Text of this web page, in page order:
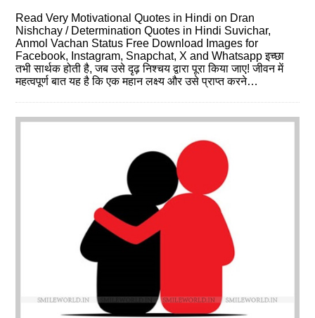
Read Very Motivational Quotes in Hindi on Dran
Nishchay / Determination Quotes in Hindi Suvichar,
Anmol Vachan Status Free Download Images for
Facebook, Instagram, Snapchat, X and Whatsapp इच्‍छा
तभी सार्थक होती है, जब उसे दृढ़ निश्चय द्वारा पूरा किया जाए! जीवन में
महत्वपूर्ण बात यह है कि एक महान लक्ष्‍य और उसे प्राप्‍त करने…